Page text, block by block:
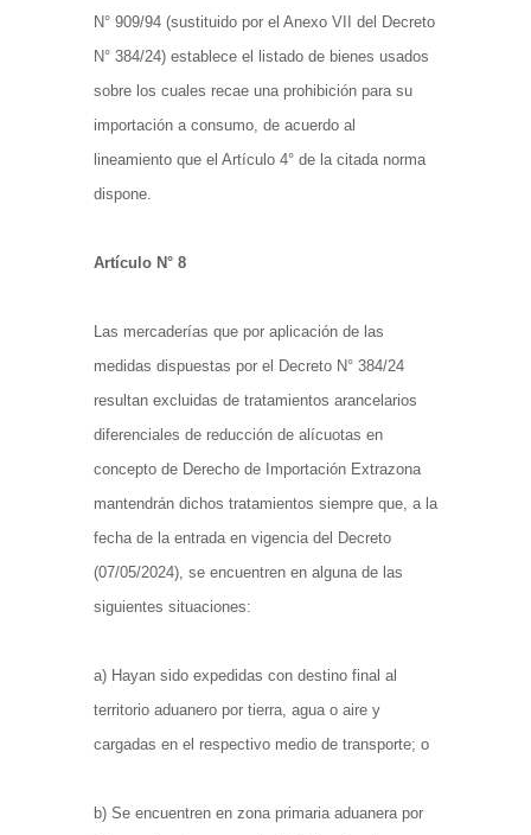
N° 909/94 (sustituido por el Anexo VII del Decreto
N° 384/24) establece el listado de bienes usados
sobre los cuales recae una prohibición para su
importación a consumo, de acuerdo al
lineamiento que el Artículo 4° de la citada norma
dispone.
Artículo N° 8
Las mercaderías que por aplicación de las
medidas dispuestas por el Decreto N° 384/24
resultan excluidas de tratamientos arancelarios
diferenciales de reducción de alícuotas en
concepto de Derecho de Importación Extrazona
mantendrán dichos tratamientos siempre que, a la
fecha de la entrada en vigencia del Decreto
(07/05/2024), se encuentren en alguna de las
siguientes situaciones:
a) Hayan sido expedidas con destino final al
territorio aduanero por tierra, agua o aire y
cargadas en el respectivo medio de transporte; o
b) Se encuentren en zona primaria aduanera por